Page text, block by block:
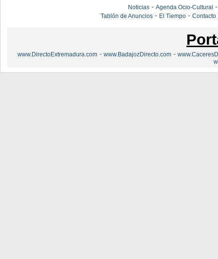
Noticias -Agenda Ocio-Cultural
Tablón de Anuncios - El Tiempo -Contacto
www.DirectoExtremadura.com - www.BadajozDirecto.com -